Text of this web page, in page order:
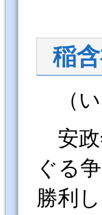
稲
（い
安政
ぐる
勝利